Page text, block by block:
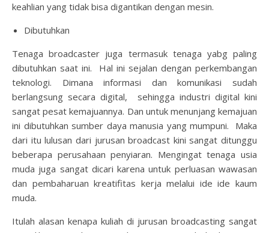
keahlian yang tidak bisa digantikan dengan mesin.
Dibutuhkan
Tenaga broadcaster juga termasuk tenaga yabg paling
dibutuhkan saat ini. Hal ini sejalan dengan perkembangan
teknologi. Dimana informasi dan komunikasi sudah
berlangsung secara digital, sehingga industri digital kini
sangat pesat kemajuannya. Dan untuk menunjang kemajuan
ini dibutuhkan sumber daya manusia yang mumpuni. Maka
dari itu lulusan dari jurusan broadcast kini sangat ditunggu
beberapa perusahaan penyiaran. Mengingat tenaga usia
muda juga sangat dicari karena untuk perluasan wawasan
dan pembaharuan kreatifitas kerja melalui ide ide kaum
muda.
Itulah alasan kenapa kuliah di jurusan broadcasting sangat